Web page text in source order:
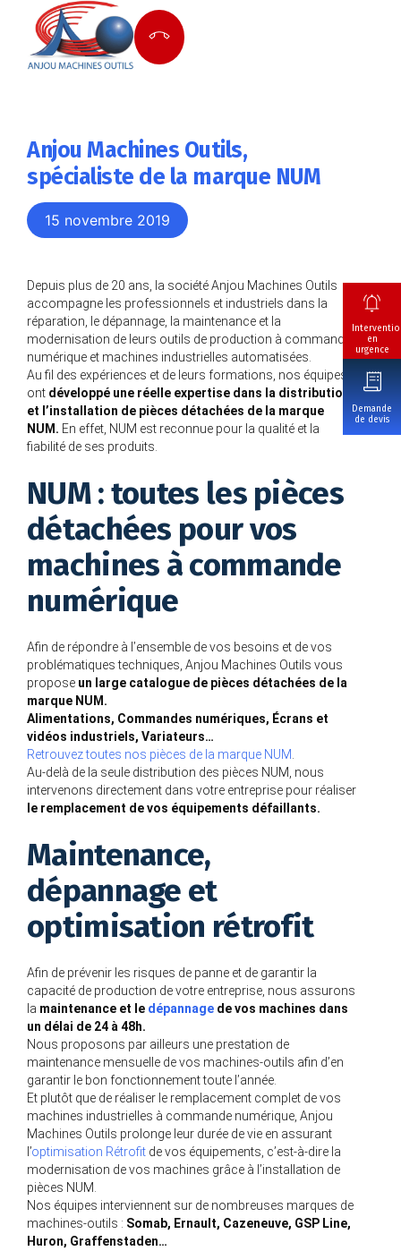
en
urgence
Demande
de devis
Anjou Machines Outils,
spécialiste de la marque NUM
15 novembre 2019
Depuis plus de 20 ans, la société Anjou Machines Outils
accompagne les professionnels et industriels dans la
réparation, le dépannage, la maintenance et la
modernisation de leurs outils de production à commande
numérique et machines industrielles automatisées.
Au fil des expériences et de leurs formations, nos équipes
ont développé une réelle expertise dans la distribution
et l’installation de pièces détachées de la marque
NUM. En effet, NUM est reconnue pour la qualité et la
fiabilité de ses produits.
NUM : toutes les pièces
détachées pour vos
machines à commande
numérique
Afin de répondre à l’ensemble de vos besoins et de vos
problématiques techniques, Anjou Machines Outils vous
propose un large catalogue de pièces détachées de la
marque NUM.
Alimentations, Commandes numériques, Écrans et
vidéos industriels, Variateurs…
Retrouvez toutes nos pièces de la marque NUM
Au-delà de la seule distribution des pièces NUM, nous
intervenons directement dans votre entreprise pour réaliser
le remplacement de vos équipements défaillants.
Maintenance,
dépannage et
optimisation rétrofit
Afin de prévenir les risques de panne et de garantir la
capacité de production de votre entreprise, nous assurons
la maintenance et le dépannage de vos machines dans
un délai de 24 à 48h.
Nous proposons par ailleurs une prestation de
maintenance mensuelle de vos machines-outils afin d’en
garantir le bon fonctionnement toute l’année.
Et plutôt que de réaliser le remplacement complet de vos
machines industrielles à commande numérique, Anjou
Machines Outils prolonge leur durée de vie en assurant
l’optimisation Rétrofit de vos équipements, c’est-à-dire la
modernisation de vos machines grâce à l’installation de
pièces NUM.
Nos équipes interviennent sur de nombreuses marques de
machines-outils : Somab, Ernault, Cazeneuve, GSP Line,
Huron, Graffenstaden…